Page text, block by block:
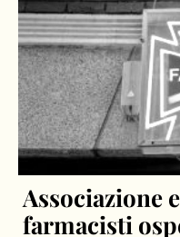
Associazione
farmacisti